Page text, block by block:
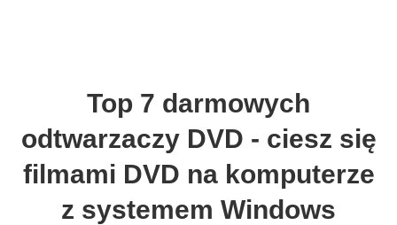
Top 7 darmowych
odtwarzaczy DVD - ciesz się
filmami DVD na komputerze
z systemem Windows